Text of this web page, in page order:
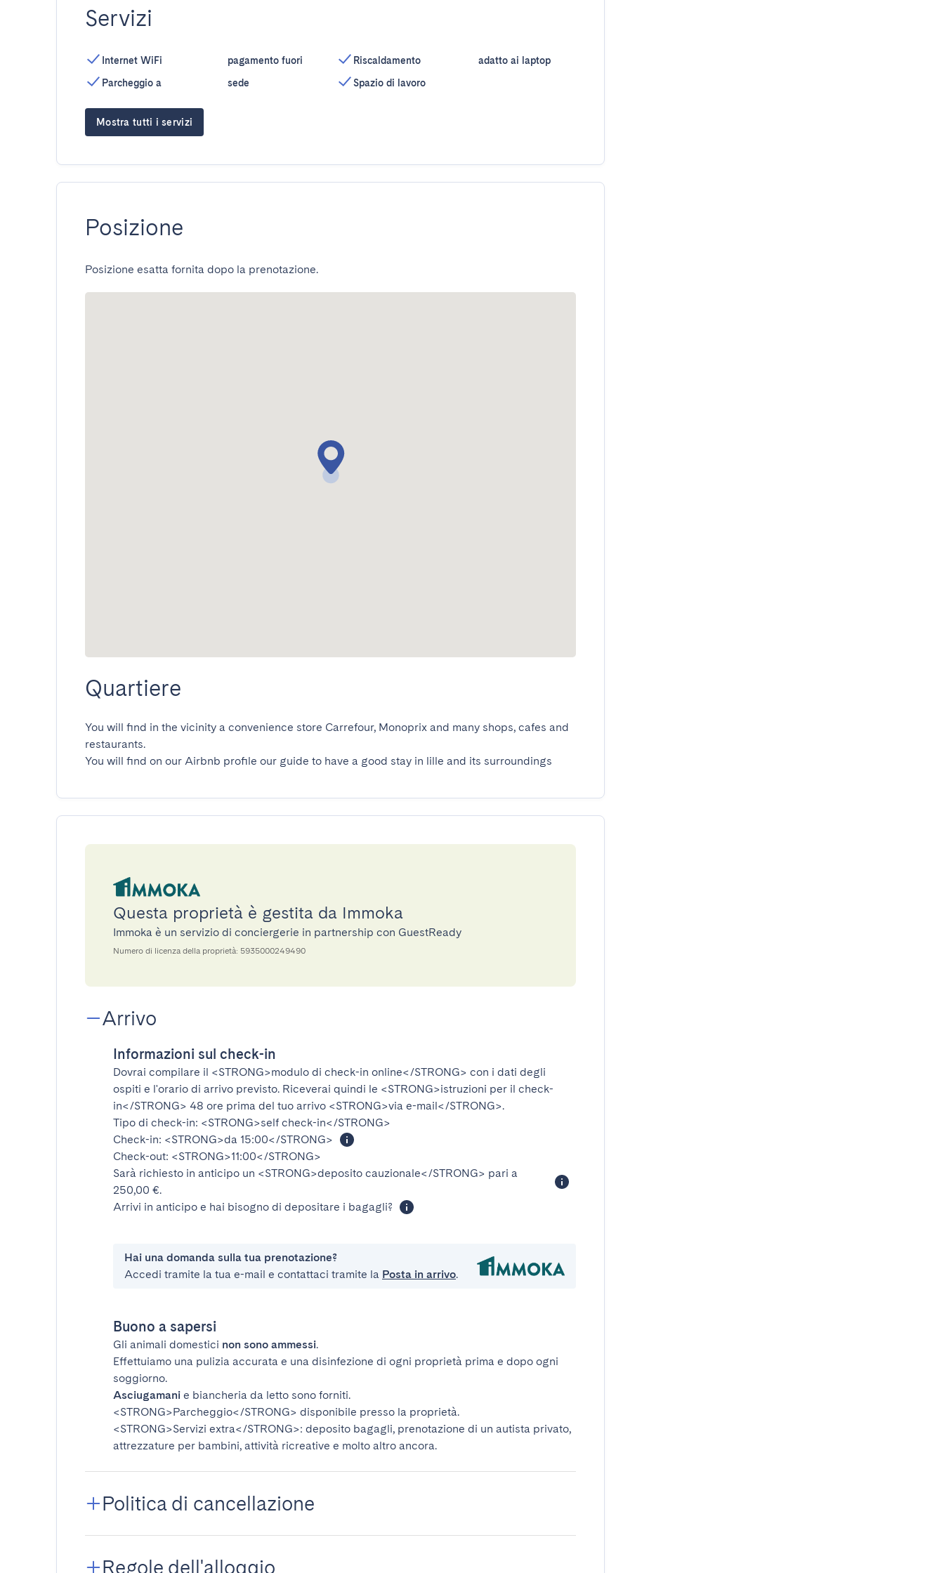
Servizi
Internet WiFi
Parcheggio a
pagamento fuori
sede
Riscaldamento
Spazio di lavoro
adatto ai laptop
Mostra tutti i servizi
Posizione
Posizione esatta fornita dopo la prenotazione.
Quartiere
You will find in the vicinity a convenience store Carrefour, Monoprix and many shops, cafes and
restaurants.
You will find on our Airbnb profile our guide to have a good stay in lille and its surroundings
Questa proprietà è gestita da Immoka
Immoka è un servizio di conciergerie in partnership con GuestReady
Numero di licenza della proprietà: 5935000249490
Arrivo
Informazioni sul check-in
Dovrai compilare il <STRONG>modulo di check-in online</STRONG> con i dati degli
ospiti e l'orario di arrivo previsto. Riceverai quindi le <STRONG>istruzioni per il check-
in</STRONG> 48 ore prima del tuo arrivo <STRONG>via e-mail</STRONG>.
Tipo di check-in: <STRONG>self check-in</STRONG>
Check-in: <STRONG>da 15:00</STRONG>
Check-out: <STRONG>11:00</STRONG>
Sarà richiesto in anticipo un <STRONG>deposito cauzionale</STRONG> pari a
250,00 €.
Arrivi in anticipo e hai bisogno di depositare i bagagli?
Hai una domanda sulla tua prenotazione?
Accedi tramite la tua e-mail e contattaci tramite la Posta in arrivo.
Buono a sapersi
Gli animali domestici non sono ammessi.
Effettuiamo una pulizia accurata e una disinfezione di ogni proprietà prima e dopo ogni
soggiorno.
Asciugamani e biancheria da letto sono forniti.
<STRONG>Parcheggio</STRONG> disponibile presso la proprietà.
<STRONG>Servizi extra</STRONG>: deposito bagagli, prenotazione di un autista privato,
attrezzature per bambini, attività ricreative e molto altro ancora.
Politica di cancellazione
Regole dell'alloggio